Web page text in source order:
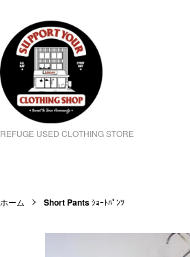
REFUGE USED CLOTHING STORE
ホーム Short Pantsｼｮｰﾄﾊﾟﾝﾂ